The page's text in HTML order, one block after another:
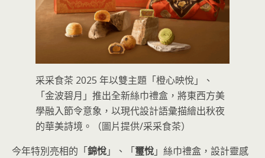
采采食茶 2025 年以雙主題「橙心映悅」、
「金波碧月」推出全新絲巾禮盒，將東西方美
學融入節令意象，以現代設計語彙描繪出秋夜
的華美詩境。（圖片提供/采采食茶）
今年特別亮相的「錦悅」、「璽悅」絲巾禮盒，設計靈感